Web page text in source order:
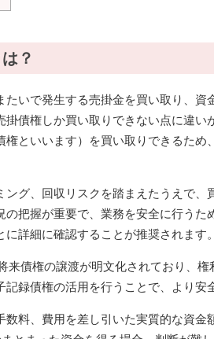
？
いで発生する売掛金を買い取り、資
掛債権しか買い取りできない点に違
といいます）を買い取りできるため
グ、回収リスクを踏まえたうえで、
把握が重要で、業務を安全に行う
詳細に確認することが推奨されます。
来債権の譲渡が明文化されており、
録債権の活用を行うことで、より安
料、費用を差し引いた実質的な資金